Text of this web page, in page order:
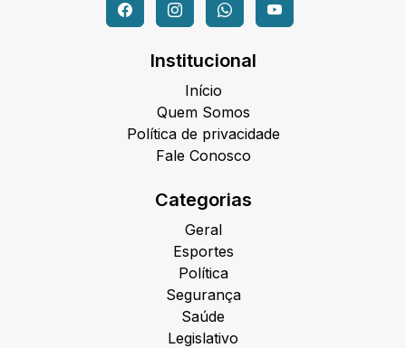
Institucional
Início
Quem Somos
Política de privacidade
Fale Conosco
Categorias
Geral
Esportes
Política
Segurança
Saúde
Legislativo